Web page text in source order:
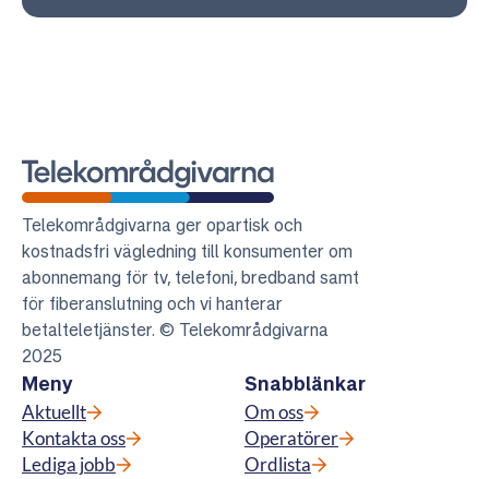
Telekområdgivarna
Telekområdgivarna ger opartisk och
kostnadsfri vägledning till konsumenter om
abonnemang för tv, telefoni, bredband samt
för fiberanslutning och vi hanterar
betalteletjänster. © Telekområdgivarna
2025
Meny
Aktuellt
Kontakta oss
Lediga jobb
Snabblänkar
Om oss
Operatörer
Ordlista